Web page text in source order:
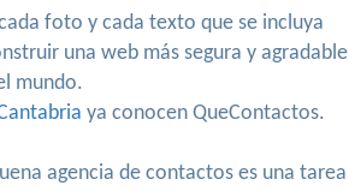
foto y cada texto que se incluya
una web más segura y agradable
mundo.
ya conocen QueContactos.
agencia de contactos es una tarea